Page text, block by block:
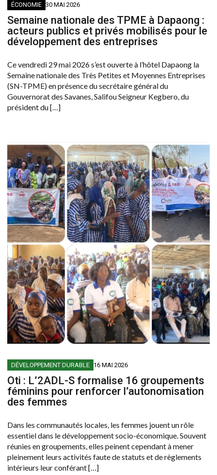
ÉCONOMIE 30 MAI 2026
Semaine nationale des TPME à Dapaong :
acteurs publics et privés mobilisés pour le
développement des entreprises
Ce vendredi 29 mai 2026 s’est ouverte à l’hôtel Dapaong la
Semaine nationale des Très Petites et Moyennes Entreprises
(SN-TPME) en présence du secrétaire général du
Gouvernorat des Savanes, Salifou Seigneur Kegbero, du
président du […]
DÉVELOPPEMENT DURABLE 16 MAI 2026
Oti : L’2ADL-S formalise 16 groupements
féminins pour renforcer l’autonomisation
des femmes
Dans les communautés locales, les femmes jouent un rôle
essentiel dans le développement socio-économique. Souvent
réunies en groupements, elles peinent cependant à mener
pleinement leurs activités faute de statuts et de règlements
intérieurs leur conférant […]